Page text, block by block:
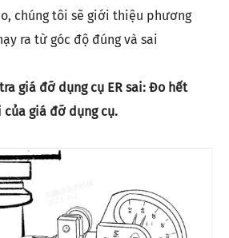
chúng tôi sẽ giới thiệu phương
ra từ góc độ đúng và sai
giá đỡ dụng cụ ER sai: Đo hết
giá đỡ dụng cụ.